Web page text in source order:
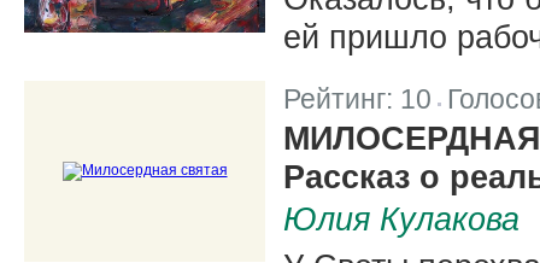
ей пришло
Рейтинг: 10 |
Рассказ о
Юлия Кулакова